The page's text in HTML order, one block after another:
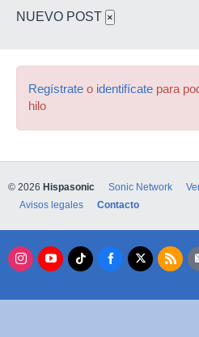
NUEVO POST ×
Regístrate o identifícate para
hilo
© 2026 Hispasonic Sonic Network
Avisos legales
Contacto